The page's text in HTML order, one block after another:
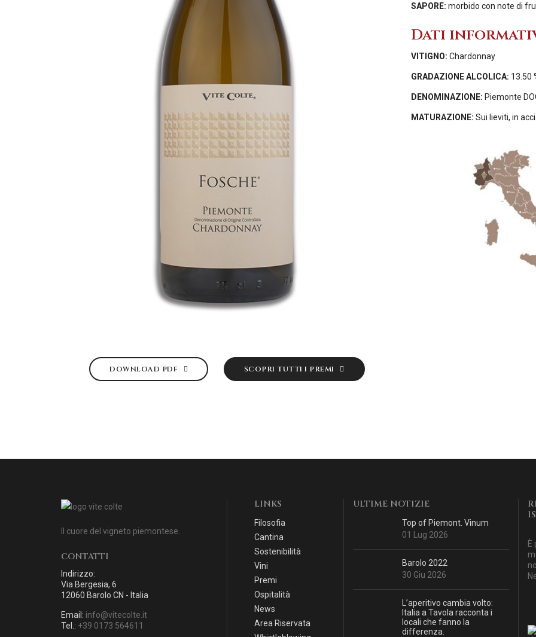
DOWNLOAD PDF SCOPRI TUTTI I PREMI
SAPORE: morbido con note di
Dati
VITIGNO: Chardonnay
GRADAZIONE ALCOLICA: 13.50
DENOMINAZIONE: Piemonte
MATURAZIONE: Sui lieviti, in
Il cuore del vigneto piemontese.
CONTATTI
Indirizzo:
Via Bergesia, 6
12060 Barolo CN - Italia
Email: info@vitecolte.it
Tel.: +39 0173 564611
LINKS
Filosofia
Cantina
Sostenibilità
Vini
Premi
Ospitalità
News
Area Riservata
ULTIME NOTIZIE
Top of Piemont. Vinum
01 Lug 2026
Barolo 2022
30 Giu 2026
L’aperitivo cambia volto:
Italia a Tavola racconta i
locali che fanno la
differenza.
È